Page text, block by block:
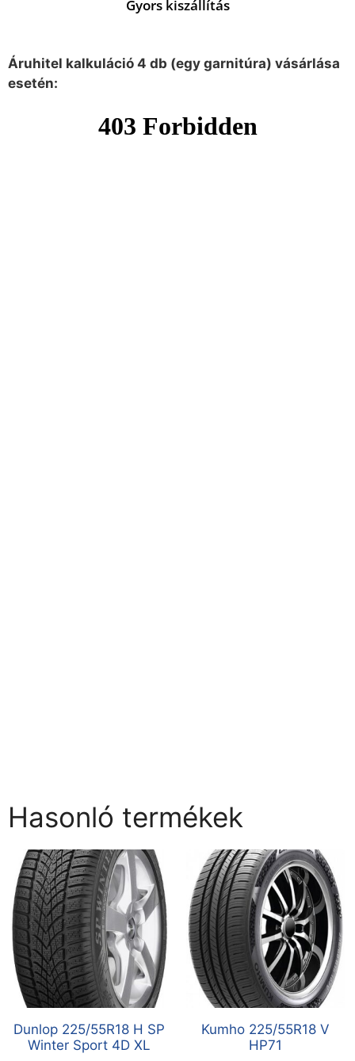
Gyors kiszállítás
Áruhitel kalkuláció 4 db (egy garnitúra) vásárlása
esetén:
Hasonló termékek
Dunlop 225/55R18 H SP
Winter Sport 4D XL
Kumho 225/55R18 V
HP71